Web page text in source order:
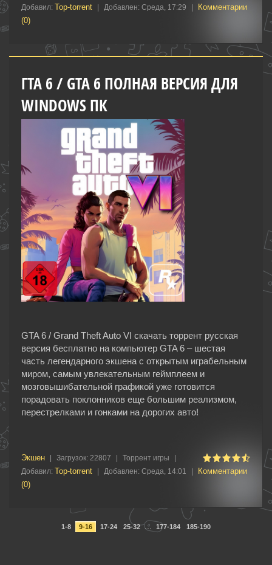
Добавил: Top-torrent Добавлен: Среда, 17:29
Комментарии
(0)
ГТА 6 / GTA 6 ПОЛНАЯ ВЕРСИЯ ДЛЯ
WINDOWS ПК
GTA 6 / Grand Theft Auto VI скачать торрент русская
версия бесплатно на компьютер GTA 6 – шестая
часть легендарного экшена с открытым играбельным
миром, самым увлекательным геймплеем и
мозговышибательной графикой уже готовится
порадовать поклонников еще большим реализмом,
перестрелками и гонками на дорогих авто!
Экшен Загрузок: 22807 Торрент игры
Добавил: Top-torrent Добавлен: Среда, 14:01
Комментарии
(0)
1-8 9-16 17-24 25-32 ... 177-184 185-190